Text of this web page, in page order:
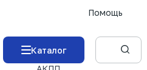
Помощь
Каталог